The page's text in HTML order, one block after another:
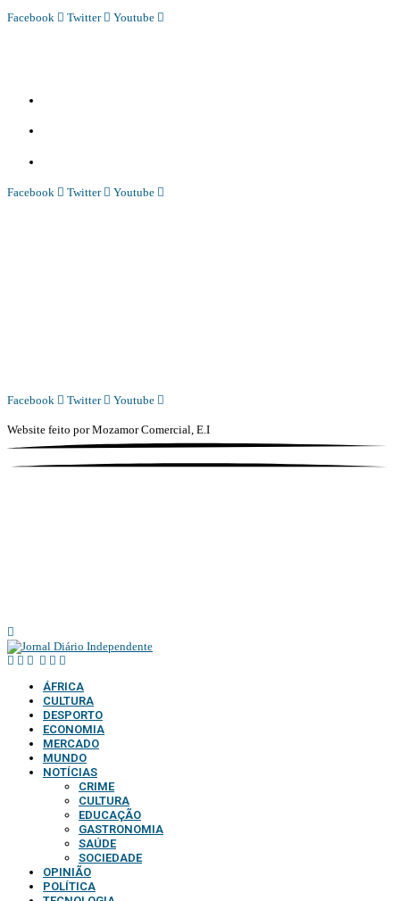
Facebook
Twitter Youtube
Facebook Twitter Youtube
Facebook Twitter Youtube
Website feito porMozamor Comercial, E.I
ÁFRICA
CULTURA
DESPORTO
ECONOMIA
MERCADO
MUNDO
NOTÍCIAS
CRIME
CULTURA
EDUCAÇÃO
GASTRONOMIA
SAÚDE
SOCIEDADE
OPINIÃO
POLÍTICA